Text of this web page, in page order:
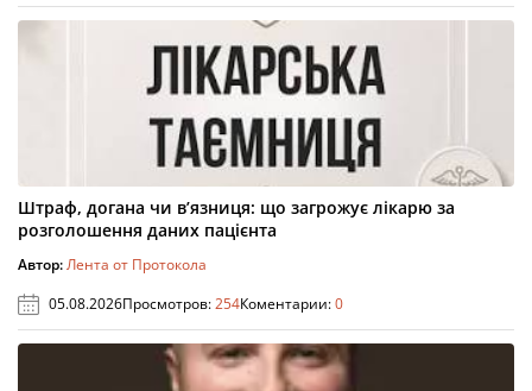
Штраф, догана чи в’язниця: що загрожує лікарю за
розголошення даних пацієнта
Автор:Лента от Протокола
05.08.2026Просмотров:254Коментарии:0